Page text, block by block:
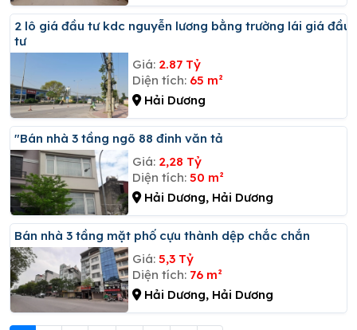
2 lô giá đầu tư kdc nguyễn lương bằng trường lái giá đầu
tư
Giá: 2.87 Tỷ
Diện tích: 65 m²
Hải Dương
"bán nhà 3 tầng ngõ 88 đinh văn tả
Giá: 2,28 Tỷ
Diện tích: 50 m²
Hải Dương, Hải Dương
Bán nhà 3 tầng mặt phố cựu thành dệp chắc chắn
Giá: 5,3 Tỷ
Diện tích: 76 m²
Hải Dương, Hải Dương